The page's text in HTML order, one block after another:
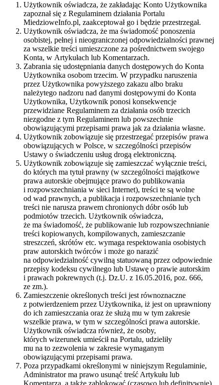
Użytkownik oświadcza, że zakładając Konto Użytkownika
zapoznał się z Regulaminem działania Portalu
MiedzioweInfo.pl, zaakceptował go i będzie przestrzegał.
Użytkownik oświadcza, że ma świadomość ponoszenia
osobistej, pełnej i nieograniczonej odpowiedzialności prawnej
za wszelkie treści umieszczone za pośrednictwem swojego
Konta, w Artykułach lub Komentarzach.
Zabrania się udostępniania danych dostępowych do Konta
Użytkownika osobom trzecim. W przypadku naruszenia
przez Użytkownika powyższego zakazu albo braku
należytego nadzoru nad danymi dostępowymi do Konta
Użytkownika, Użytkownik ponosi konsekwencje
przewidziane Regulaminem za działania osób trzecich
niezgodne z tym Regulaminem lub powszechnie
obowiązującymi przepisami prawa jak za działania własne.
Użytkownik zobowiązuje się przestrzegać przepisów prawa
obowiązujących w Polsce, w szczególności przepisów
Ustawy o świadczeniu usług drogą elektroniczną.
Użytkownik zobowiązuje się zamieszczać wyłącznie treści,
do których ma tytuł prawny (w szczególności majątkowe
prawa autorskie obejmujące prawo do publikowania
i rozpowszechniania w sieci Internet), treści te są wolne
od wad prawnych, a publikacja i rozpowszechnianie tych
treści nie narusza prawem chronionych dóbr osób lub
podmiotów trzecich. Użytkownik oświadcza,
że ma świadomość, że publikowanie lub rozpowszechnianie
treści kopiowanych, kompilowanych, zamieszczanie
streszczeń, skrótów etc. wymaga respektowania osobistych
praw autorskich twórców i może go narazić
na odpowiedzialność cywilną statuowaną przez odpowiednie
przepisy kodeksu cywilnego lub Ustawę o prawie autorskim
i prawach pokrewnych (t.j. Dz.U. z 16.05.2016, poz. 666,
ze zm.).
Zamieszczenie określonych treści jest równoznaczne
z potwierdzeniem przez Użytkownika, iż jest on uprawniony
do ich zamieszczania oraz że służą mu w tym zakresie
wszelkie prawa, w tym w szczególności prawa autorskie.
Użytkownik oświadcza również, że osoby,
których wizerunek umieścił na Portalu, udzieliły
mu na to zezwolenia w zakresie wymaganym
obowiązującymi przepisami prawa.
Poza przypadkami określonymi w niniejszym Regulaminie,
Administrator ma prawo usunąć treść Artykułu lub